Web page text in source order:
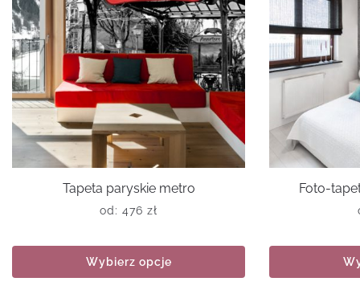
Tapeta paryskie metro
od: 476 zł
Wybierz opcje
Foto-